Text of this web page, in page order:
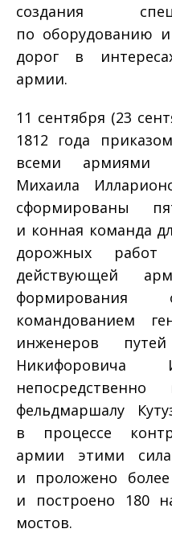
создания
по оборудованию
дорог в
армии.
11 сентября (23
1812 года
всеми армиями
Михаила
сформированы
и конная команда
дорожных
действующей
формирования
командованием
инженеров
Никифоровича
непосредственно
фельдмаршалу
в процессе
армии этими
и проложено
и построено 180
мостов.